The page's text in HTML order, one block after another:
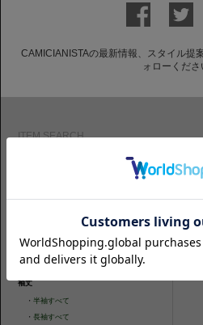
CAMICIANISTAの最新情報、スタイル提
ォローくださ
ITEM SEARCH
カジュアルフィット
・ショートスリーブ
・シャツすべて
袖丈
・半袖すべて
・長袖すべて
・
ネク